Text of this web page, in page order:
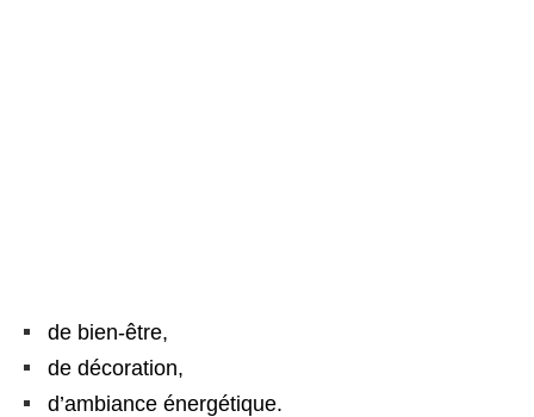
de bien-être,
de décoration,
d’ambiance énergétique.